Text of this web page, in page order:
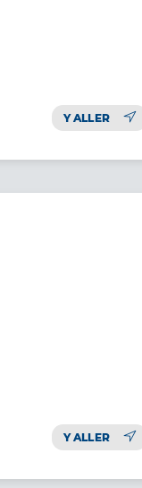
Y ALLER
Y ALLER